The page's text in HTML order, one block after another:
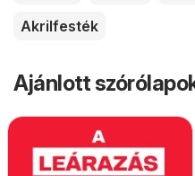
Akrilfesték
Ajánlott